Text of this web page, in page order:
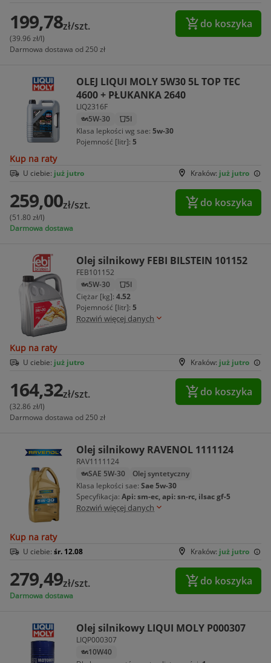
199,78zł/szt.
(39.96 zł/l)
Darmowa dostawa od 250 zł
do koszyka
OLEJ LIQUI MOLY 5W30 5L TOP TEC
4600 + PŁUKANKA 2640
LIQ2316F
5W-30
5l
Klasa lepkości wg sae: 5w-30
Pojemność [litr]: 5
Kup na raty
Kraków: już jutro
U ciebie: już jutro
259,00zł/szt.
(51.80 zł/l)
Darmowa dostawa
do koszyka
Olej silnikowy FEBI BILSTEIN 101152
FEB101152
5l
5W-30
Ciężar [kg]: 4.52
Pojemność [litr]: 5
Rozwiń więcej danych
Kup na raty
Kraków: już jutro
U ciebie: już jutro
164,32zł/szt.
(32.86 zł/l)
Darmowa dostawa od 250 zł
do koszyka
Olej silnikowy RAVENOL 1111124
RAV1111124
SAE 5W-30
Olej syntetyczny
Klasa lepkości sae: Sae 5w-30
Specyfikacja: Api: sm-ec, api: sn-rc, ilsac gf-5
Rozwiń więcej danych
Kup na raty
Kraków: już jutro
U ciebie: śr. 12.08
279,49zł/szt.
Darmowa dostawa
do koszyka
Olej silnikowy LIQUI MOLY P000307
LIQP000307
10W40